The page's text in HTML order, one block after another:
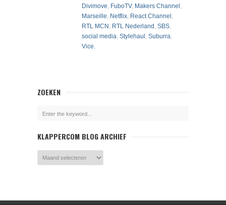
Divimove, FuboTV, Makers Channel ,
Marseille, Netflix, React Channel ,
RTL MCN , RTL Nederland , SBS,
social media, Stylehaul , Suburra,
Vice.
ZOEKEN
KLAPPERCOM BLOG ARCHIEF